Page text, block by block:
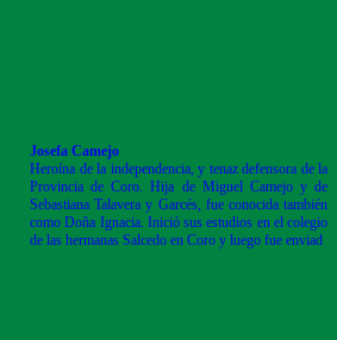
Josefa Camejo
Heroína de la independencia, y tenaz defensora de la
Provincia de Coro. Hija de Miguel Camejo y de
Sebastiana Talavera y Garcés, fue conocida también
como Doña Ignacia. Inició sus estudios en el colegio
de las hermanas Salcedo en Coro y luego fue enviad